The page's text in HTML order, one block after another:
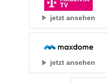
jetzt ansehen
jetzt ansehen